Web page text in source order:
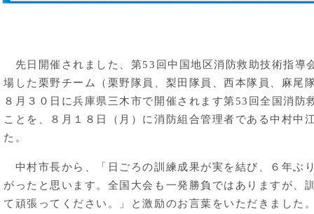
先日開催されました、第53回中国地区消防救助技術指導
場した栗野チーム（栗野隊員、梨田隊員、西本隊員、麻尾
８月３０日に兵庫県三木市で開催されます第53回全国消防
ことを、８月１８日（月）に消防組合管理者である中村中
た。
中村市長から、「日ごろの訓練成果が実を結び、６年ぶ
がったと思います。全国大会も一発勝負ではありますが、
て頑張ってください。」と激励のお言葉をいただきました